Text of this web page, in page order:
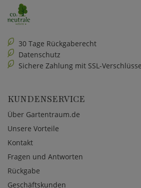
30 Tage Rückgaberecht
Datenschutz
Sichere Zahlung mit SSL-
KUNDENSERVICE
Über Gartentraum.de
Unsere Vorteile
Kontakt
Fragen und Antworten
Rückgabe
Geschäftskunden